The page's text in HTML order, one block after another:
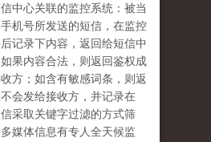
中心关联的监控系统：被当
机号所发送的短信，在监控
记录下内容，返回给短信中
果内容合法，则返回鉴权成
方；如含有敏感词条，则返
会发给接收方，并记录在
采取关键字过滤的方式筛
媒体信息有专人全天候监